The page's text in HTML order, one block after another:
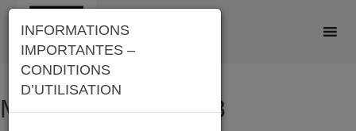
Skip
content
Mois :octobre 2018
INFORMATIONS
IMPORTANTES –
CONDITIONS
D’UTILISATION